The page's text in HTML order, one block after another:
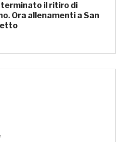
terminato il ritiro di
Ora allenamenti a San